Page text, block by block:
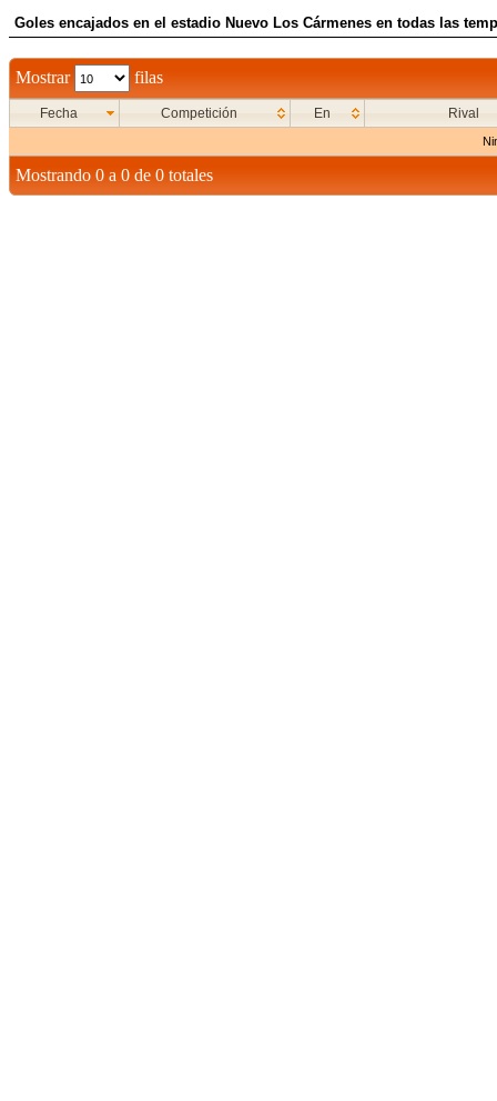
Goles encajados en el estadio Nuevo Los Cármenes en todas las
Mostrar filas
Fecha Competición En Rival
Mostrando 0 a 0 de 0 totales